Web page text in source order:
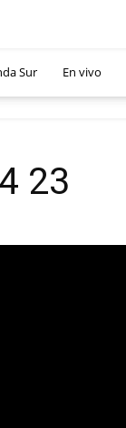
Sur En vivo
23